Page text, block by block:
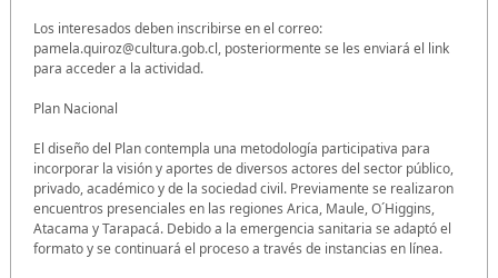
Los interesados deben inscribirse en el correo:
pamela.quiroz@cultura.gob.cl, posteriormente se les enviará el link
para acceder a la actividad.
Plan Nacional
El diseño del Plan contempla una metodología participativa para
incorporar la visión y aportes de diversos actores del sector público,
privado, académico y de la sociedad civil. Previamente se realizaron
encuentros presenciales en las regiones Arica, Maule, O´Higgins,
Atacama y Tarapacá. Debido a la emergencia sanitaria se adaptó el
formato y se continuará el proceso a través de instancias en línea.